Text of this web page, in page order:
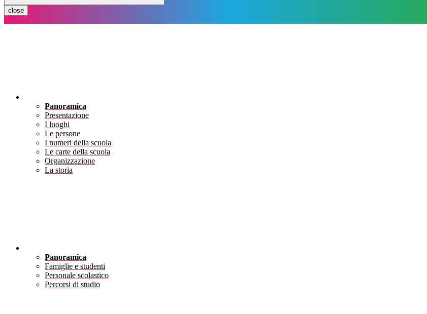
close
Panoramica
Presentazione
I luoghi
Le persone
I numeri della scuola
Le carte della scuola
Organizzazione
La storia
Panoramica
Famiglie e studenti
Personale scolastico
Percorsi di studio